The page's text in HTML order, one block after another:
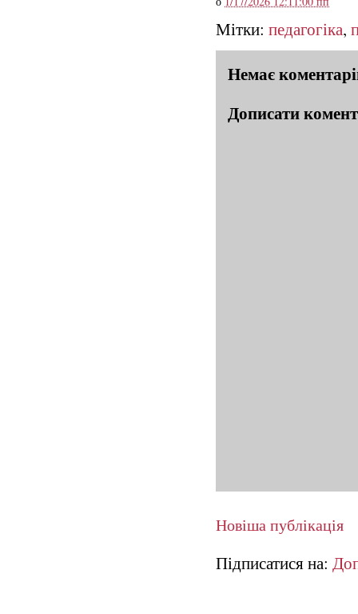
Мітки: педагогіка,
Немає
Дописати
Новіша публікація
Підписатися на: